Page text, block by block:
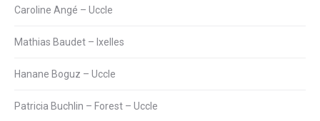
Caroline Angé – Uccle
Mathias Baudet – Ixelles
Hanane Boguz – Uccle
Patricia Buchlin – Forest – Uccle